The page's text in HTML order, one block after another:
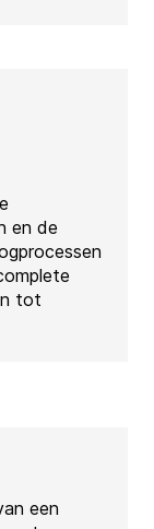
en de
tot
een